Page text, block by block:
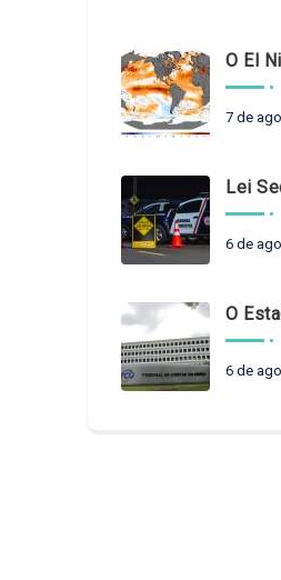
O El Niño e a oportunidade
7 de
Lei Seca:
6 de
O Estado ficou mais
6 de